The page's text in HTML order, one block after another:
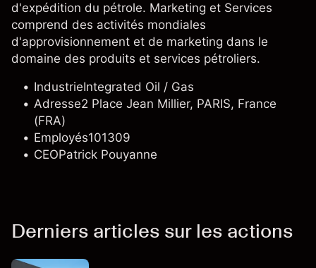
d'expédition du pétrole. Marketing et Services
comprend des activités mondiales
d'approvisionnement et de marketing dans le
domaine des produits et services pétroliers.
IndustrieIntegrated Oil / Gas
Adresse2 Place Jean Millier, PARIS, France
(FRA)
Employés101309
CEOPatrick Pouyanne
Derniers articles sur les actions